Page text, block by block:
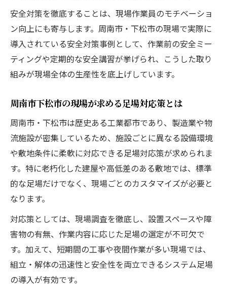
歴史的工業都市ゆえの足場運用課題を分析
製造業・物流施設の特殊事情と足場対応策
現地の法規制と足場設置時の注意点を解説
地域産業の発展を支える足場の役割とは
例
効率と安全を高める足場選定のコツとは
足場選定時に重視したい安全性能のポイン
ト
現場条件に合わせた足場の種類と選び方
作業効率を左右する足場配置の工夫を解説
周南市下松市で見られる足場活用の実情紹
介
山口県で進化する足場運用の新戦略
最新技術を活用した足場運用の変化を知る
安全対策を徹底することは、現場作業員のモチベーショ
ン向上にも寄与します。周南市・下松市の現場で実際に
導入されている安全対策事例として、作業前の安全ミー
ティングや定期的な安全講習が挙げられ、こうした取り
組みが現場全体の生産性を底上げしています。
周南市下松市の現場が求める足場対応策とは
周南市・下松市は歴史ある工業都市であり、製造業や物
流施設が密集しているため、施設ごとに異なる設備環境
や敷地条件に柔軟に対応できる足場対応策が求められま
す。特に老朽化した建屋や高低差のある敷地では、標準
的な足場だけでなく、現場ごとのカスタマイズが必要と
なります。
対応策としては、現場調査を徹底し、設置スペースや障
害物の有無、作業内容に応じた足場の選定が不可欠で
す。加えて、短期間の工事や夜間作業が多い現場では、
組立・解体の迅速性と安全性を両立できるシステム足場
の導入が有効です。